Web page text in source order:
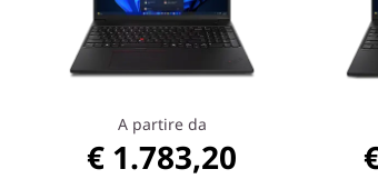
realistica. Intel
connessione,
risoluzione e dispositivi
A partire da
€ 1.783,20